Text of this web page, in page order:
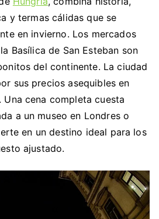
y termas cálidas que se
en invierno. Los mercados
Basílica de San Esteban son
del continente. La ciudad
sus precios asequibles en
cena completa cuesta
a un museo en Londres o
en un destino ideal para los
ajustado.